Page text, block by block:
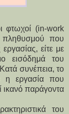
φτωχοί (in-work
πληθυσμού που
είτε με
εισόδημά του
συνέπεια, το
η εργασία που
ικανό παράγοντα
του